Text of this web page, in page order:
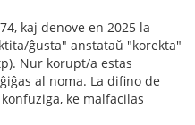
kaj denove en 2025 la
ĝusta" anstataŭ "korekta"
Nur korupt/a estas
al noma. La difino de
ke malfacilas